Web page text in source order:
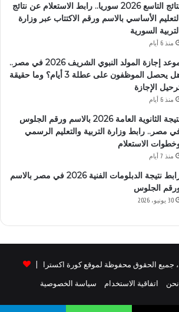
نتائج التاسع 2026 سوريا.. رابط الاستعلام عن نتائج
الأساسي بالاسم ورقم الاكتتاب عبر وزارة
السورية
منذ 6 أيام
موعد إجازة المولد النبوي الشريف 2026 في مصر..
هل يحصل الموظفون على عطلة 3 أيام؟ وما حقيقة
الإجازة
منذ 6 أيام
نتيجة الثانوية العامة 2026 بالاسم ورقم الجلوس
مصر.. رابط وزارة التربية والتعليم الرسمي
الاستعلام
منذ 7 أيام
رابط نتيجة الدبلومات الفنية 2026 في مصر بالاسم
الجلوس
30 يونيو، 2026
اتفاقية الاستخدام سياسة الخصوصية